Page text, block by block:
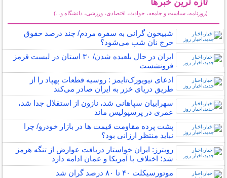
تازه ترین خبرها
(روزنامه، سیاست و جامعه، حوادث، اقتصادی، ورزشی، دانشگاه و...)
شبیخون گرانی به سفره مردم/ چند درصد حقوق
خرج نان شب می‌شود؟
ایران در حال بلعیده شدن/ ۳۰ استان در لیست قرمز
فرونشست
ادعای نیویورک‌تایمز : روسیه قطعات پهپاد را از
طریق دریای خزر به ایران صادر می‌کند
سهرابیان سپاهانی شد، نازون از استقلال جدا شد،
عمری در پرسپولیس ماند
پشت پرده مقاومت قیمت‌ ها در بازار خودرو/ چرا
نباید منتظر ارزانی بود؟
رویترز: ایران خواستار دریافت عوارض از تنگه هرمز
شد؛ اختلاف با آمریکا و عمان ادامه دارد
موتورسیکلت ۴۰ تا ۸۰ درصد گران شد